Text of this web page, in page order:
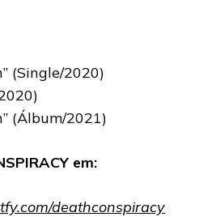
(Single/2020)
(Álbum/2021)
em:
deathconspiracy